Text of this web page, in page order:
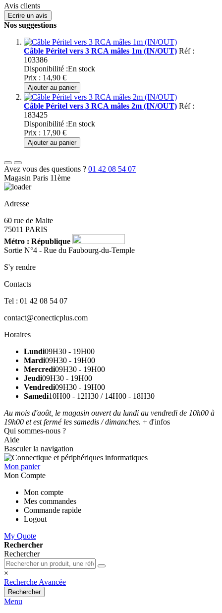
Avis clients
Ecrire un avis
Nos suggestions
Câble Péritel vers 3 RCA mâles 1m (IN/OUT) Réf :
103386
Disponibilité :En stock
Prix : 14,90 €
Ajouter au panier
Câble Péritel vers 3 RCA mâles 2m (IN/OUT) Réf :
183425
Disponibilité :En stock
Prix : 17,90 €
Ajouter au panier
Avez vous des questions ? 01 42 08 54 07
Magasin Paris 11ème
Adresse
60 rue de Malte
75011 PARIS
Métro : République
Sortie N°4 - Rue du Faubourg-du-Temple
S'y rendre
Contacts
Tel : 01 42 08 54 07
contact@conecticplus.com
Horaires
Lundi09H30 - 19H00
Mardi09H30 - 19H00
Mercredi09H30 - 19H00
Jeudi09H30 - 19H00
Vendredi09H30 - 19H00
Samedi10H00 - 12H30 / 14H00 - 18H30
Au mois d'août, le magasin ouvert du lundi au vendredi de 10h00 à
19h00 et est fermé les samedis / dimanches. + d'infos
Qui sommes-nous ?
Aide
Basculer la navigation
Mon panier
Mon Compte
Mon compte
Mes commandes
Commande rapide
Logout
My Quote
Rechercher
Rechercher
×
Recherche Avancée
Rechercher
Menu